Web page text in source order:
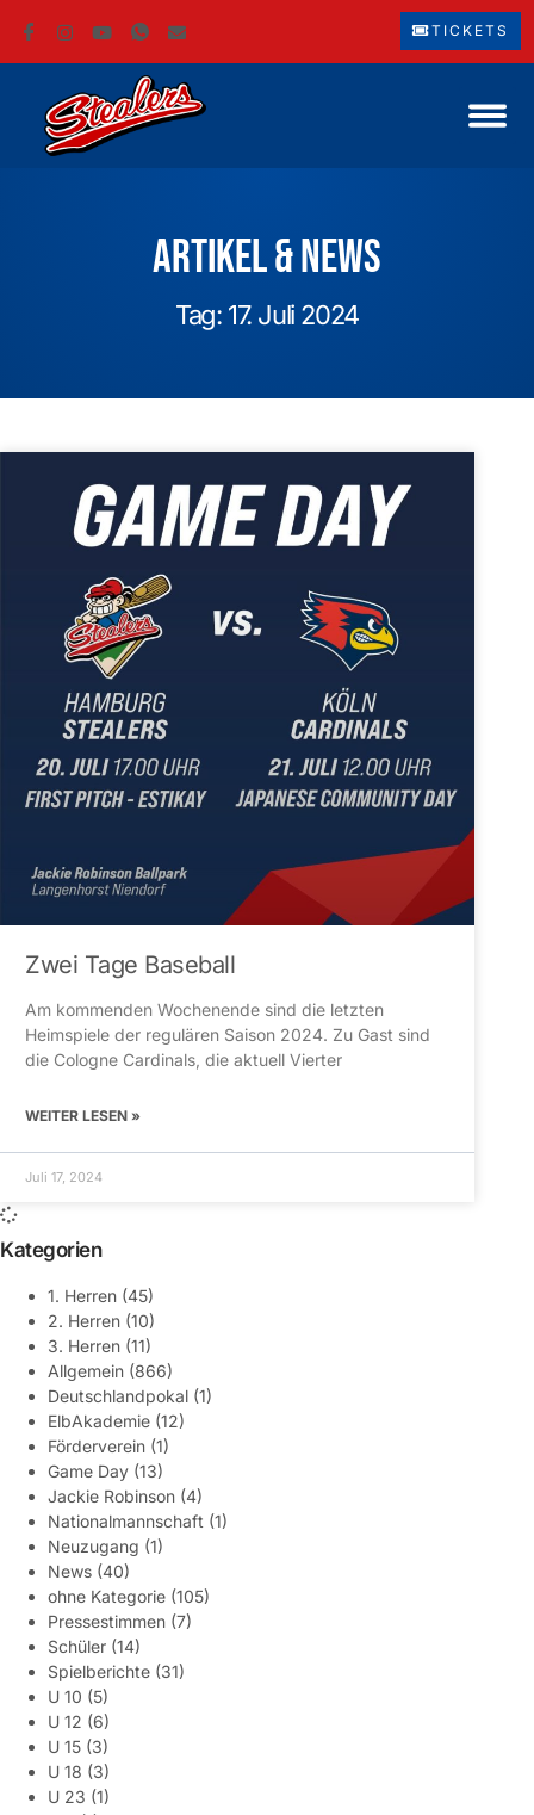
TICKETS
Artikel & News
Tag: 17. Juli 2024
Zwei Tage Baseball
Am kommenden Wochenende sind die letzten
Heimspiele der regulären Saison 2024. Zu Gast sind
die Cologne Cardinals, die aktuell Vierter
WEITER LESEN »
Juli 17, 2024
Kategorien
1. Herren (45)
2. Herren (10)
3. Herren (11)
Allgemein (866)
Deutschlandpokal (1)
ElbAkademie (12)
Förderverein (1)
Game Day (13)
Jackie Robinson (4)
Nationalmannschaft (1)
Neuzugang (1)
News (40)
ohne Kategorie (105)
Pressestimmen (7)
Schüler (14)
Spielberichte (31)
U 10 (5)
U 12 (6)
U 15 (3)
U 18 (3)
U 23 (1)